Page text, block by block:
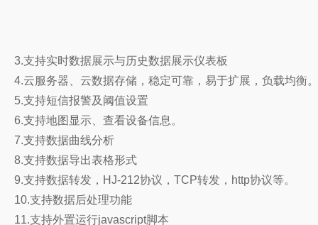
3.支持实时数据展示与历史数据展示仪表板
4.云服务器、云数据存储，稳定可靠，易于扩展，负载均衡。
5.支持短信报警及阈值设置
6.支持地图显示、查看设备信息。
7.支持数据曲线分析
8.支持数据导出表格形式
9.支持数据转发，HJ-212协议，TCP转发，http协议等。
10.支持数据后处理功能
11.支持外置运行javascript脚本